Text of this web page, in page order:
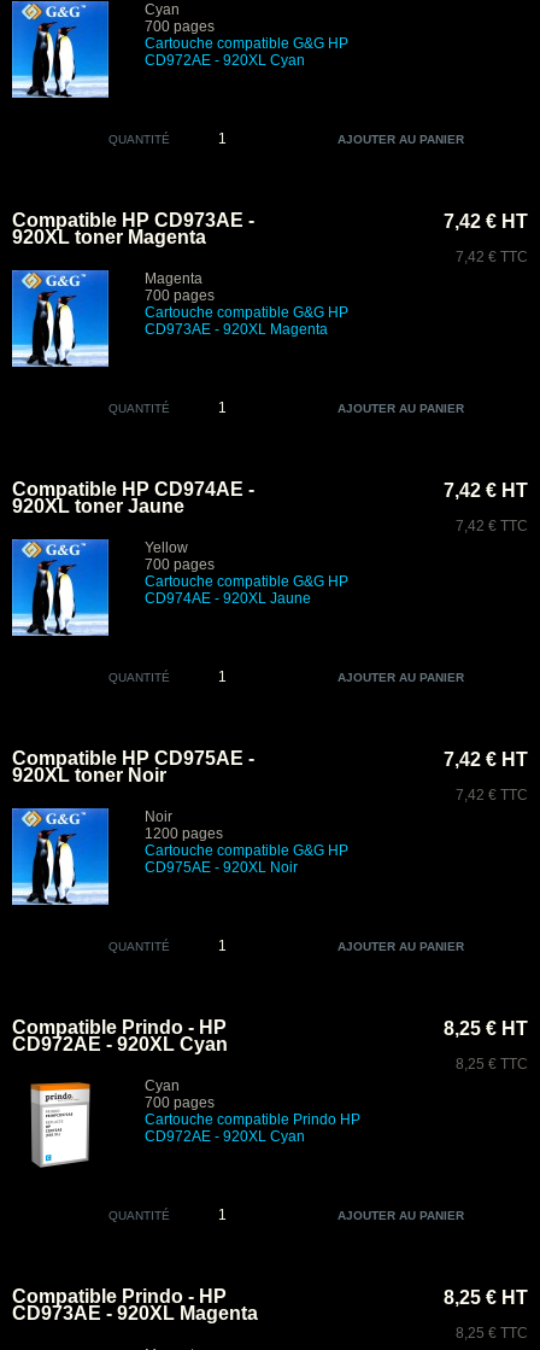
Cyan
700 pages
Cartouche compatible G&G HP
CD972AE - 920XL Cyan
QUANTITÉ
Compatible HP CD973AE -
920XL toner Magenta
Magenta
700 pages
Cartouche compatible G&G HP
CD973AE - 920XL Magenta
7,42 € HT
7,42 € TTC
QUANTITÉ
Compatible HP CD974AE -
920XL toner Jaune
Yellow
700 pages
Cartouche compatible G&G HP
CD974AE - 920XL Jaune
7,42 € HT
7,42 € TTC
QUANTITÉ
Compatible HP CD975AE -
920XL toner Noir
Noir
1200 pages
Cartouche compatible G&G HP
CD975AE - 920XL Noir
7,42 € HT
7,42 € TTC
QUANTITÉ
Compatible Prindo - HP
CD972AE - 920XL Cyan
Cyan
700 pages
Cartouche compatible Prindo HP
CD972AE - 920XL Cyan
8,25 € HT
8,25 € TTC
QUANTITÉ
Compatible Prindo - HP
CD973AE - 920XL Magenta
8,25 € HT
8,25 € TTC